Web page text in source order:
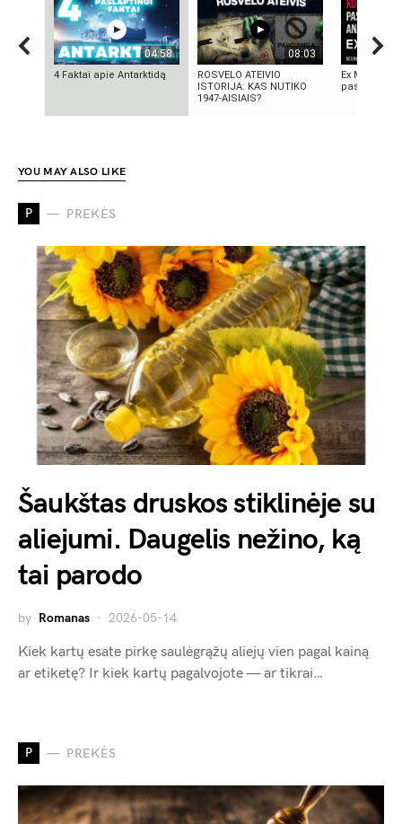
04:58
4 Faktai apie Antarktidą
08:03
ROSVELO ATEIVIO
ISTORIJA: KAS NUTIKO
1947-AISIAIS?
Ex
pasirinkimo
YOU MAY ALSO LIKE
P PREKĖS
Šaukštas druskos stiklinėje su
aliejumi. Daugelis nežino, ką
tai parodo
by Romanas 2026-05-14
Kiek kartų esate pirkę saulėgrąžų aliejų vien pagal kainą
ar etiketę? Ir kiek kartų pagalvojote — ar tikrai…
P PREKĖS